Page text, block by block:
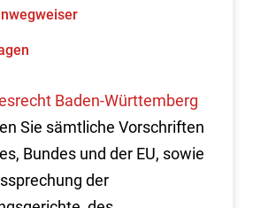
Baden-Württemberg
Sie sämtliche Vorschriften
Bundes und der EU, sowie
der